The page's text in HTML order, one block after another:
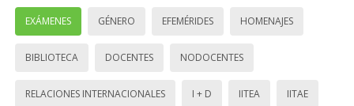
EXÁMENES GÉNERO EFEMÉRIDES HOMENAJES
BIBLIOTECA DOCENTES NODOCENTES
RELACIONES INTERNACIONALES I + D IITEA IITAE